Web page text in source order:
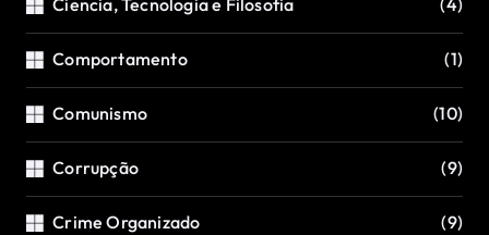
Ciencia, Tecnologia e Filosofia (4)
Comportamento (1)
Comunismo (10)
Corrupção (9)
Crime Organizado (9)